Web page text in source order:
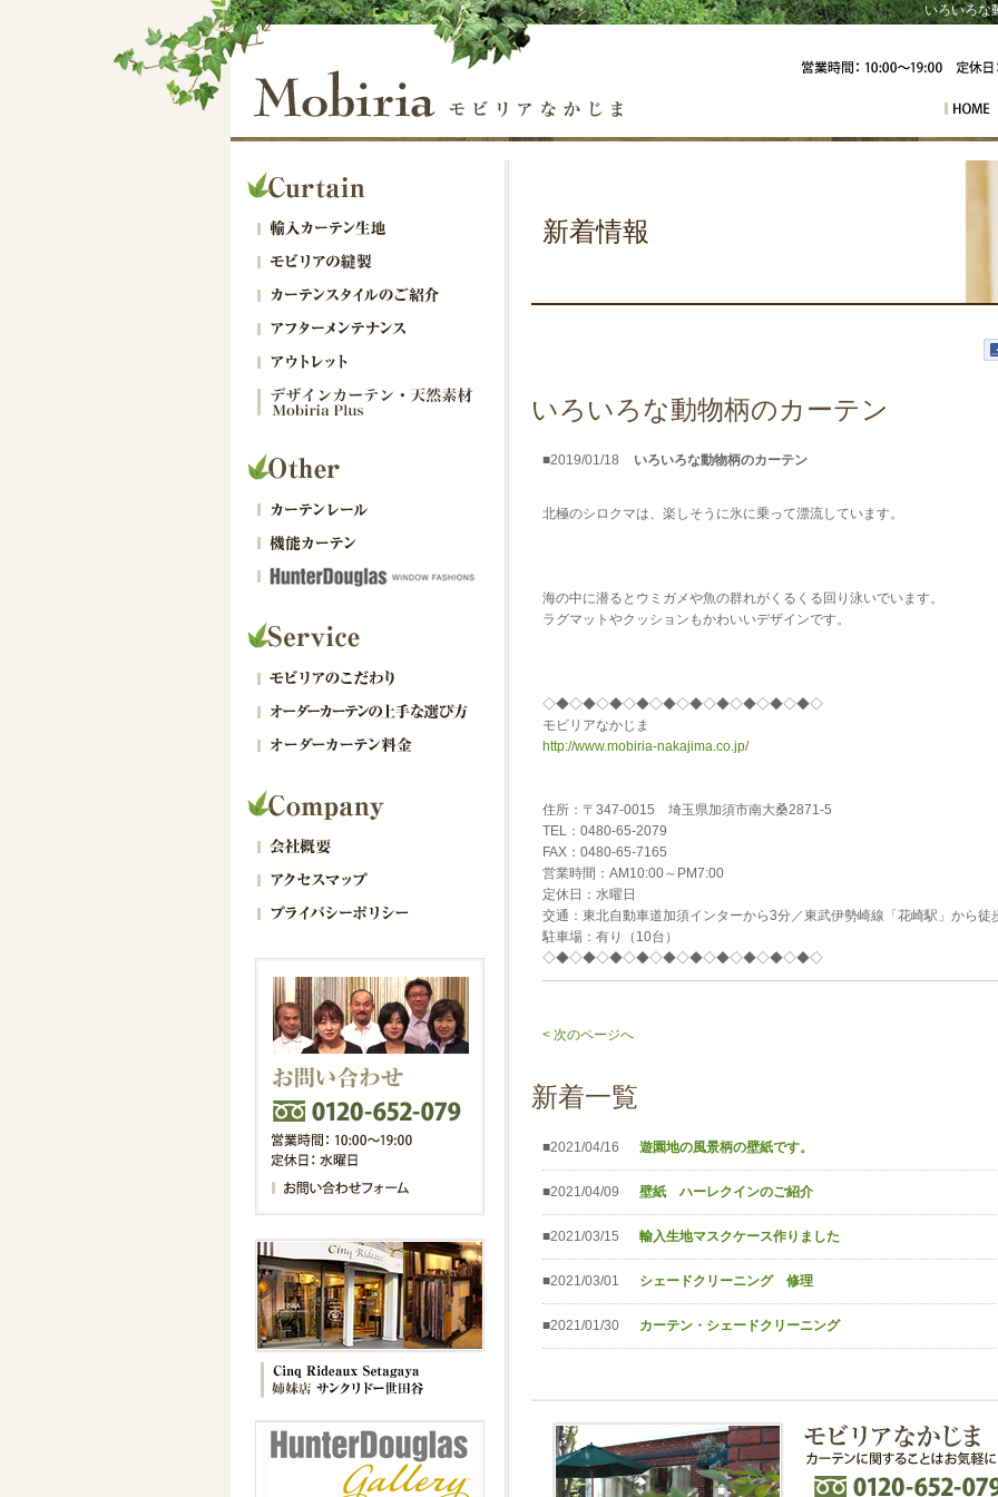
いろいろな
新着情報
いろいろな動物柄のカーテン
■2019/01/18 いろいろな動物柄のカーテン
北極のシロクマは、楽しそうに氷に乗って漂流しています。
海の中に潜るとウミガメや魚の群れがくるくる回り泳いでいます。
ラグマットやクッションもかわいいデザインです。
◇◆◇◆◇◆◇◆◇◆◇◆◇◆◇◆◇◆◇◆◇
モビリアなかじま
http://www.mobiria-nakajima.co.jp/
住所：〒347-0015 埼玉県加須市南大桑2871-5
TEL：0480-65-2079
FAX：0480-65-7165
営業時間：AM10:00～PM7:00
定休日：水曜日
交通：東北自動車道加須インターから3分／東武伊勢崎線「花崎駅」から徒
駐車場：有り（10台）
◇◆◇◆◇◆◇◆◇◆◇◆◇◆◇◆◇◆◇◆◇
< 次のページへ
新着一覧
■2021/04/16 遊園地の風景柄の壁紙です。
■2021/04/09 壁紙 ハーレクインのご紹介
■2021/03/15 輸入生地マスクケース作りました
■2021/03/01 シェードクリーニング 修理
■2021/01/30 カーテン・シェードクリーニング